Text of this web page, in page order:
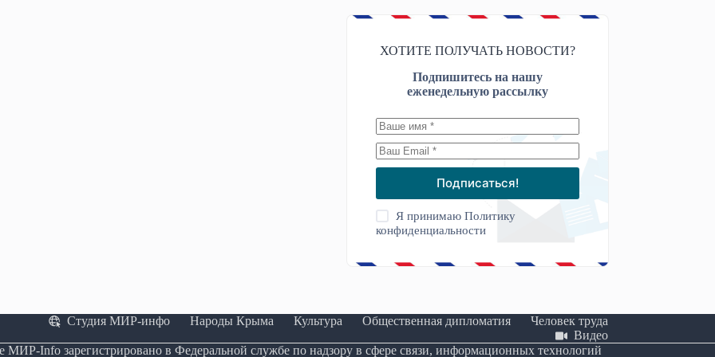
ХОТИТЕ ПОЛУЧАТЬ НОВОСТИ?
Подпишитесь на нашу
еженедельную рассылку
Подписаться!
Я принимаюПолитику
конфиденциальности
Студия МИР-инфо Народы Крыма Культура Общественная дипломатия
Человек труда
Видео
МИР-Info зарегистрировано в Федеральной службе по надзору в сфере связи, информационных технологий